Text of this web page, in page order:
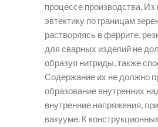
процессе производства.
эвтектику по границам
растворяясь в феррите,
для сварных изделий не
образуя нитриды, также
Содержание их не должно
образование внутренних
внутренние напряжения,
вакууме. К